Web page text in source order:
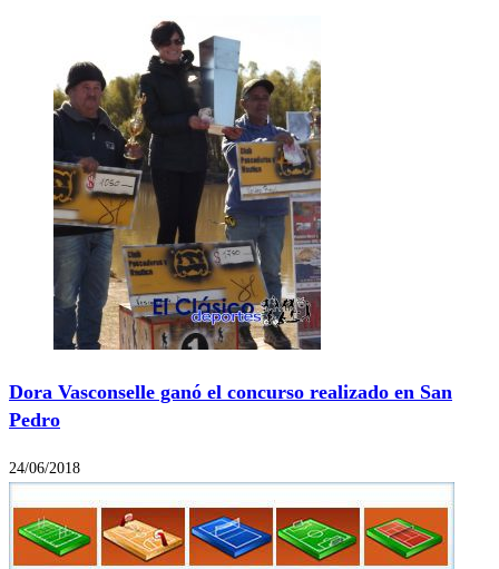
Dora Vasconselle ganó el concurso realizado en San
Pedro
24/06/2018